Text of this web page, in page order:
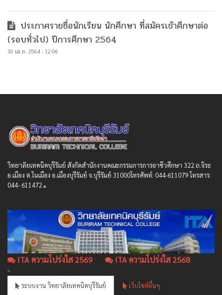
ประกาศรายชื่อนักเรียน นักศึกษา ที่สมัครเข้าศึกษาต่อ
(รอบทั่วไป) ปีการศึกษา 2564
30 เม.ย. 2564 : 12:06
วิทยาลัยเทคนิคบุรีรัมย์ สังกัดสํานักงานคณะกรรมการการอาชีวศึกษา 322 ถ.จิระ
อ.เมือง ต.ในเมือง อ.เมืองบุรีรัมย์ จ.บุรีรัมย์ 31000โทรศัพท์: 044-611079 โทรสาร:
044- 611472
ITA ความโปร่งใส 2569 ITA ความโปร่งใส 2568
ระบบงาน วิทยาลัยเทคนิคบุรีรัมย์ เว็บไซต์อื่นๆ